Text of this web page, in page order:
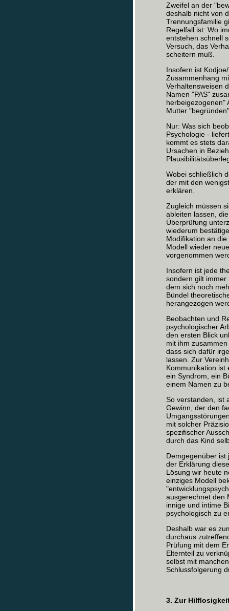
Zweifel an der
deshalb nicht von
Trennungsfamilie
Regelfall ist: Wo
entstehen schnell
Versuch, das
scheitern muß.
Insofern ist
Zusammenhang
Verhaltensweisen
Namen "PAS"
herbeigezogenen"
Mutter
Nur: Was sich
Psychologie -
kommt es stets
Ursachen in
Wobei schließlich
der mit den
erklären.
Zugleich müssen
ableiten lassen,
Überprüfung
wiederum
Modifikation an
Modell wieder
vorgenommen
Insofern ist jede
sondern gilt immer
dem sich noch
Bündel
herangezogen
Beobachten und
psychologischer
den ersten Blick
mit ihm
dass sich dafür
lassen. Zur
Kommunikation ist
ein Syndrom, ein
einem Namen zu
So verstanden, ist
Gewinn, der den
mit solcher
spezifischer
durch das Kind
Demgegenüber ist
der Erklärung
Lösung wir heute
einziges Modell
ausgerechnet den
innige und intime
psychologisch zu
Deshalb war es
durchaus
Prüfung mit dem
Elternteil zu
selbst mit
Schlussfolgerung
3. Zur